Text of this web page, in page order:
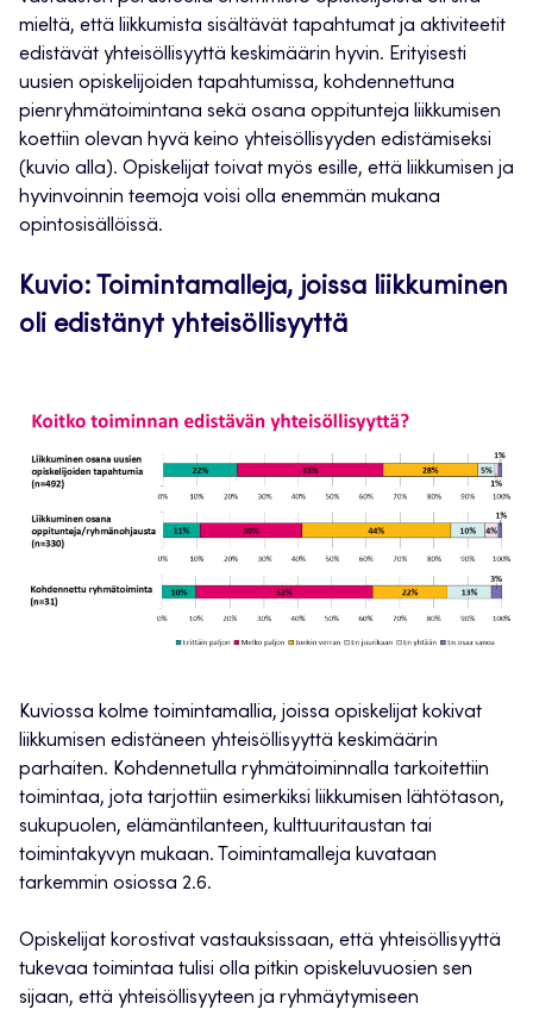
mieltä, että liikkumista sisältävät tapahtumat ja aktiviteetit
edistävät yhteisöllisyyttä keskimäärin hyvin. Erityisesti
uusien opiskelijoiden tapahtumissa, kohdennettuna
pienryhmätoimintana sekä osana oppitunteja liikkumisen
koettiin olevan hyvä keino yhteisöllisyyden edistämiseksi
(kuvio alla). Opiskelijat toivat myös esille, että liikkumisen ja
hyvinvoinnin teemoja voisi olla enemmän mukana
opintosisällöissä.
Kuvio: Toimintamalleja, joissa liikkuminen
oli edistänyt yhteisöllisyyttä
Kuviossa kolme toimintamallia, joissa opiskelijat kokivat
liikkumisen edistäneen yhteisöllisyyttä keskimäärin
parhaiten. Kohdennetulla ryhmätoiminnalla tarkoitettiin
toimintaa, jota tarjottiin esimerkiksi liikkumisen lähtötason,
sukupuolen, elämäntilanteen, kulttuuritaustan tai
toimintakyvyn mukaan. Toimintamalleja kuvataan
tarkemmin osiossa 2.6.
Opiskelijat korostivat vastauksissaan, että yhteisöllisyyttä
tukevaa toimintaa tulisi olla pitkin opiskeluvuosien sen
sijaan, että yhteisöllisyyteen ja ryhmäytymiseen